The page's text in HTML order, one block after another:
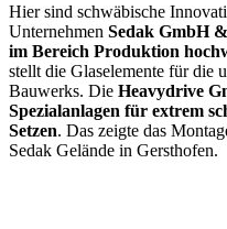
Hier sind schwäbische
Unternehmen Sedak GmbH
im Bereich Produktion
stellt die Glaselemente für die
Bauwerks. Die Heavydrive
Spezialanlagen für extrem
Setzen. Das zeigte das
Sedak Gelände in Gersthofen.